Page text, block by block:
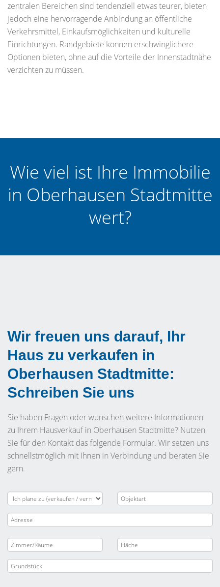
zentralen Bereichen sind tendenziell etwas teurer, bieten
jedoch eine hervorragende Anbindung an öffentliche
Verkehrsmittel, Einkaufsmöglichkeiten und kulturelle
Einrichtungen. Randgebiete können erschwinglichere
Optionen bieten, ohne auf die Vorteile der Innenstadtnähe
verzichten zu müssen.
Wie viel ist Ihre Immobilie
in Oberhausen Stadtmitte
wert?
Wir freuen uns darauf, Ihr
Haus zu verkaufen in
Oberhausen Stadtmitte:
Schreiben Sie uns
Sie haben Fragen oder wünschen weitere Informationen
zu Ihrem Hausverkauf in Oberhausen Stadtmitte? Nutzen
Sie für den Kontakt das folgende Formular. Wir setzen uns
schnellstmöglich mit Ihnen in Verbindung und beraten Sie
gern.